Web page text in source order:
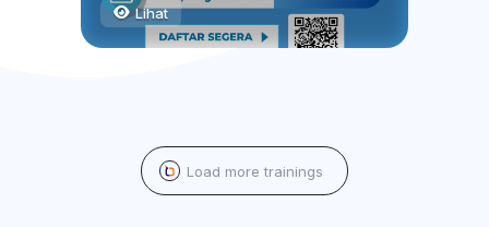
Lihat
Load more trainings